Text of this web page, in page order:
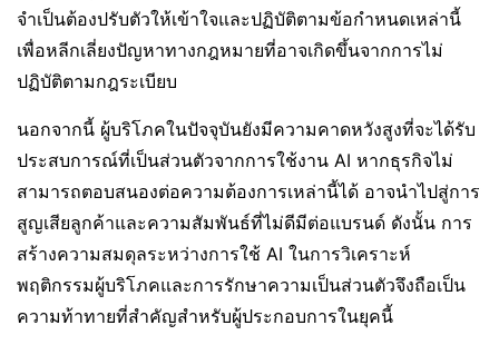
จำเป็นต้องปรับตัวให้เข้าใจและปฏิบัติตามข้อกำหนดเหล่านี้
เพื่อหลีกเลี่ยงปัญหาทางกฎหมายที่อาจเกิดขึ้นจากการไม่
ปฏิบัติตามกฎระเบียบ
นอกจากนี้ ผู้บริโภคในปัจจุบันยังมีความคาดหวังสูงที่จะได้รับ
ประสบการณ์ที่เป็นส่วนตัวจากการใช้งาน AI หากธุรกิจไม่
สามารถตอบสนองต่อความต้องการเหล่านี้ได้ อาจนำไปสู่การ
สูญเสียลูกค้าและความสัมพันธ์ที่ไม่ดีมีต่อแบรนด์ ดังนั้น การ
สร้างความสมดุลระหว่างการใช้ AI ในการวิเคราะห์
พฤติกรรมผู้บริโภคและการรักษาความเป็นส่วนตัวจึงถือเป็น
ความท้าทายที่สำคัญสำหรับผู้ประกอบการในยุคนี้